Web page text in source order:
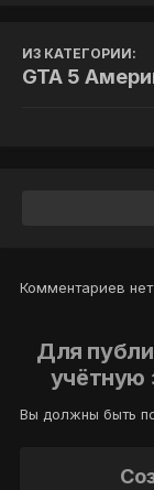
ИЗ КАТЕГОРИИ:
GTA 5
Комментариев нет
Для
учётную
Вы должны быть